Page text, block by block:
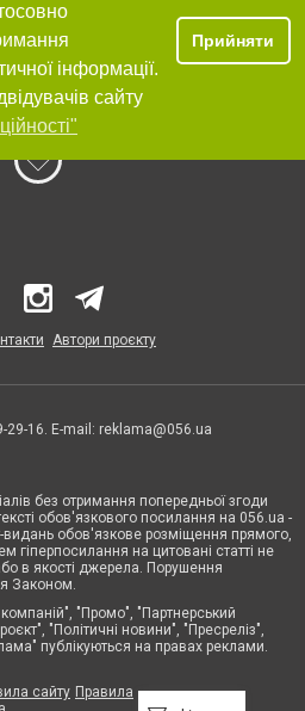
інформації.
сайту
Прийняти
Автори проєкту
29-16. E-mail: reklama@056.ua
без отримання попередньої згоди
обов'язкового посилання на 056.ua -
видань обов'язкове розміщення прямого,
гіперпосилання на цитовані статті не
в якості джерела. Порушення
Законом.
"Промо", "Партнерський
"Політичні новини", "Пресреліз",
публікуються на правах реклами.
сайту Правила